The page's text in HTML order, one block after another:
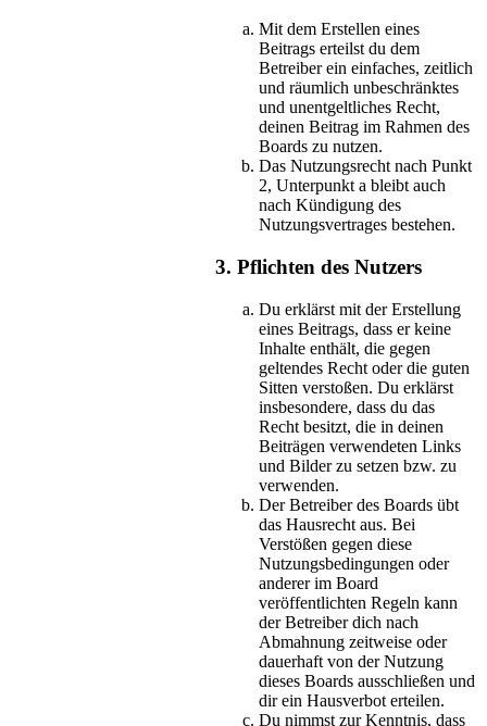
Mit dem Erstellen eines
Beitrags erteilst du dem
Betreiber ein einfaches, zeitlich
und räumlich unbeschränktes
und unentgeltliches Recht,
deinen Beitrag im Rahmen des
Boards zu nutzen.
Das Nutzungsrecht nach Punkt
2, Unterpunkt a bleibt auch
nach Kündigung des
Nutzungsvertrages bestehen.
3. Pflichten des Nutzers
Du erklärst mit der Erstellung
eines Beitrags, dass er keine
Inhalte enthält, die gegen
geltendes Recht oder die guten
Sitten verstoßen. Du erklärst
insbesondere, dass du das
Recht besitzt, die in deinen
Beiträgen verwendeten Links
und Bilder zu setzen bzw. zu
verwenden.
Der Betreiber des Boards übt
das Hausrecht aus. Bei
Verstößen gegen diese
Nutzungsbedingungen oder
anderer im Board
veröffentlichten Regeln kann
der Betreiber dich nach
Abmahnung zeitweise oder
dauerhaft von der Nutzung
dieses Boards ausschließen und
dir ein Hausverbot erteilen.
Du nimmst zur Kenntnis, dass